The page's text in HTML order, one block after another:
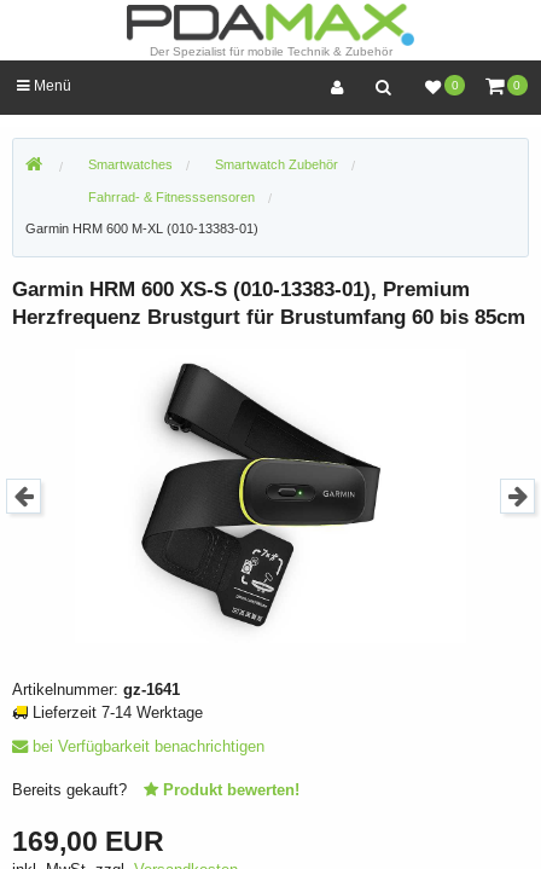
Der Spezialist für mobile Technik & Zubehör
0 0
Menü
Smartwatches Smartwatch Zubehör
Fahrrad- & Fitnesssensoren
Garmin HRM 600 M-XL (010-13383-01)
Garmin HRM 600 XS-S (010-13383-01), Premium
Herzfrequenz Brustgurt für Brustumfang 60 bis 85cm
Artikelnummer: gz-1641
Lieferzeit 7-14 Werktage
bei Verfügbarkeit benachrichtigen
Bereits gekauft? Produkt bewerten!
169,00 EUR